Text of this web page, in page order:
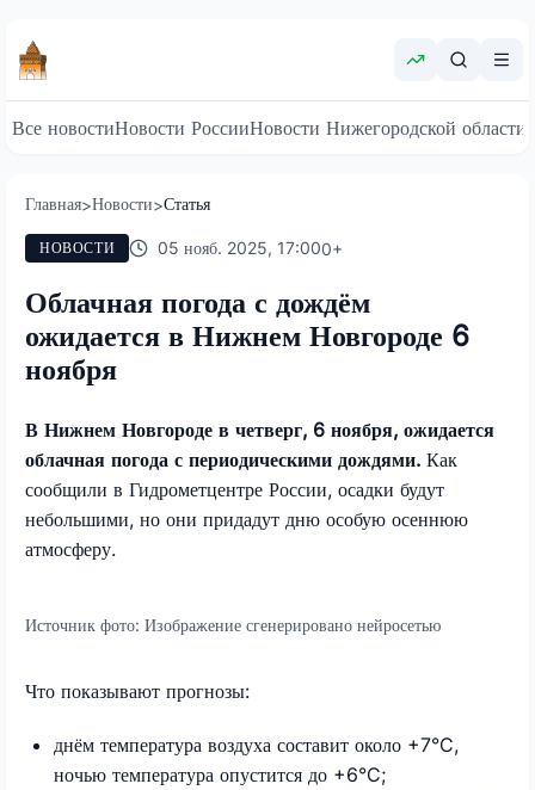
Все новостиНовости РоссииНовости Нижегородской области
Главная>Новости>Статья
НОВОСТИ 05 нояб. 2025, 17:000+
Облачная погода с дождём
ожидается в Нижнем Новгороде 6
ноября
В Нижнем Новгороде в четверг, 6 ноября, ожидается
облачная погода с периодическими дождями. Как
сообщили в Гидрометцентре России, осадки будут
небольшими, но они придадут дню особую осеннюю
атмосферу.
Источник фото: Изображение сгенерировано нейросетью
Что показывают прогнозы:
днём температура воздуха составит около +7°C,
ночью температура опустится до +6°C;